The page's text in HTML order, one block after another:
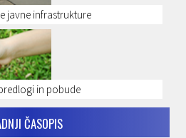
javne infrastrukture
in pobude
ČASOPIS